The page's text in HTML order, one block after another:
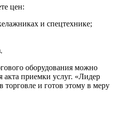
цен:
и спецтехнике;
оборудования можно
акта приемки услуг. «Лидер
торговле и готов этому в меру